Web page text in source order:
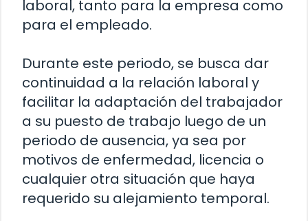
laboral, tanto para la empresa como
para el empleado.
Durante este periodo, se busca dar
continuidad a la relación laboral y
facilitar la adaptación del trabajador
a su puesto de trabajo luego de un
periodo de ausencia, ya sea por
motivos de enfermedad, licencia o
cualquier otra situación que haya
requerido su alejamiento temporal.